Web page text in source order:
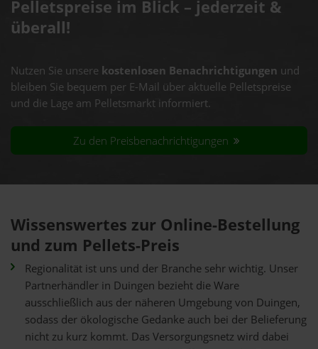
Pelletspreise im Blick – jederzeit &
überall!
Nutzen Sie unsere kostenlosen Benachrichtigungen und
bleiben Sie bequem per E-Mail über aktuelle Pelletspreise
und die Lage am Pelletsmarkt informiert.
Zu den Preisbenachrichtigungen
Wissenswertes zur Online-Bestellung
und zum Pellets-Preis
Regionalität ist uns und der Branche sehr wichtig. Unser
Partnerhändler in Duingen bezieht die Ware
ausschließlich aus der näheren Umgebung von Duingen,
sodass der ökologische Gedanke auch bei der Belieferung
nicht zu kurz kommt. Das Versorgungsnetz wird dabei